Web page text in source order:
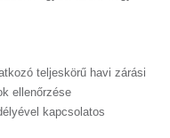
teljeskörű havi zárási
ellenőrzése
kapcsolatos